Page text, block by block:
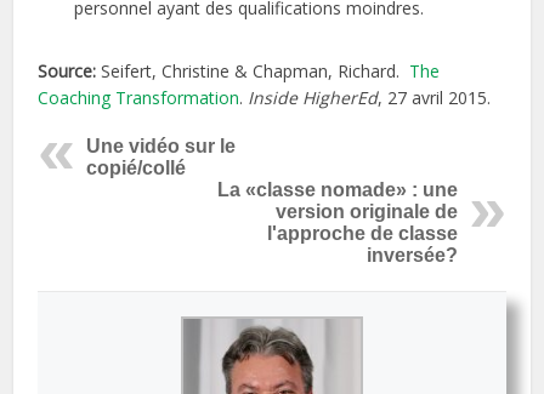
personnel ayant des qualifications moindres.
Source: Seifert, Christine & Chapman, Richard. The
Coaching Transformation. Inside HigherEd, 27 avril 2015.
Une vidéo sur le
copié/collé
La «classe nomade» : une
version originale de
l'approche de classe
inversée?